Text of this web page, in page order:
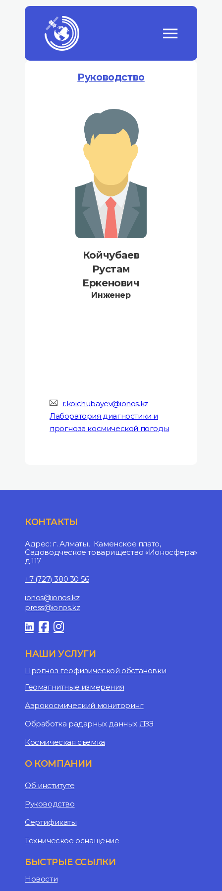
Руководство
Койчубаев
Рустам
Еркенович
Инженер
r.koichubayev@ionos.kz
Лаборатория диагностики и
прогноза космической погоды
КОНТАКТЫ
Адрес: г. Алматы, Каменское плато,
Садоводческое товарищество «Ионосфера»
д.117
+7 (727) 380 30 56
ionos@ionos.kz
press@ionos.kz
НАШИ УСЛУГИ
Прогноз геофизической обстановки
Геомагнитные измерения
Аэрокосмический мониторинг
Обработка радарных данных ДЗЗ
Космическая съемка
О КОМПАНИИ
Об институте
Руководство
Сертификаты
Техническое оснащение
БЫСТРЫЕ ССЫЛКИ
Новости